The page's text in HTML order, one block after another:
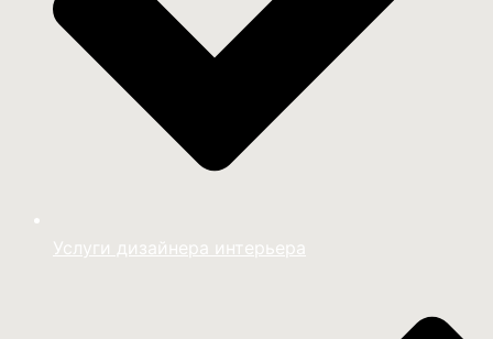
Услуги дизайнера интерьера